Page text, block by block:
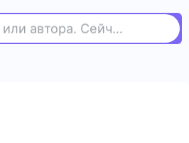
Найдите курс или автора. Сейчас ищут